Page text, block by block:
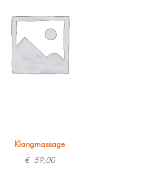
Klangmassage
€59,00